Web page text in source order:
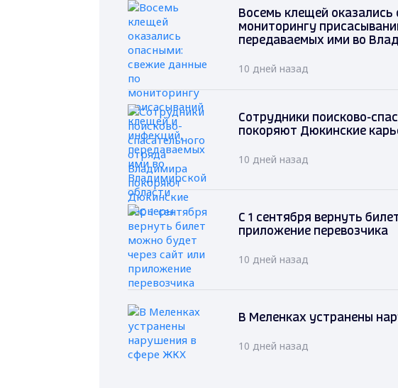
Восемь клещей
мониторингу
передаваемых ими во
10 дней назад
Сотрудники поисково-
покоряют Дюкинские
10 дней назад
С 1 сентября вернуть
приложение перевозчика
10 дней назад
В Меленках устранены
10 дней назад